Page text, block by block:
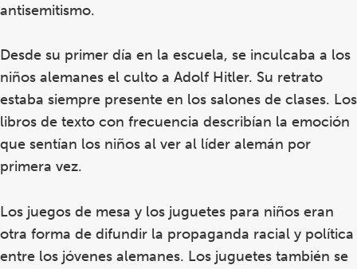
antisemitismo.
Desde su primer día en la escuela, se inculcaba a los
niños alemanes el culto a Adolf Hitler. Su retrato
estaba siempre presente en los salones de clases. Los
libros de texto con frecuencia describían la emoción
que sentían los niños al ver al líder alemán por
primera vez.
Los juegos de mesa y los juguetes para niños eran
otra forma de difundir la propaganda racial y política
entre los jóvenes alemanes. Los juguetes también se